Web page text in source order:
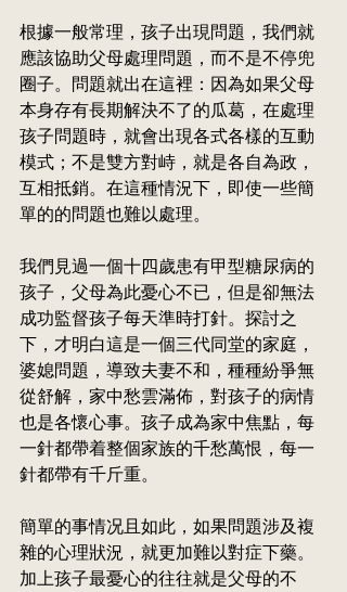
根據一般常理，孩子出現問題，我們就
應該協助父母處理問題，而不是不停兜
圈子。問題就出在這裡：因為如果父母
本身存有長期解決不了的瓜葛，在處理
孩子問題時，就會出現各式各樣的互動
模式；不是雙方對峙，就是各自為政，
互相抵銷。在這種情況下，即使一些簡
單的的問題也難以處理。
我們見過一個十四歲患有甲型糖尿病的
孩子，父母為此憂心不已，但是卻無法
成功監督孩子每天準時打針。探討之
下，才明白這是一個三代同堂的家庭，
婆媳問題，導致夫妻不和，種種紛爭無
從舒解，家中愁雲滿佈，對孩子的病情
也是各懷心事。孩子成為家中焦點，每
一針都帶着整個家族的千愁萬恨，每一
針都帶有千斤重。
簡單的事情况且如此，如果問題涉及複
雜的心理狀況，就更加難以對症下藥。
加上孩子最憂心的往往就是父母的不